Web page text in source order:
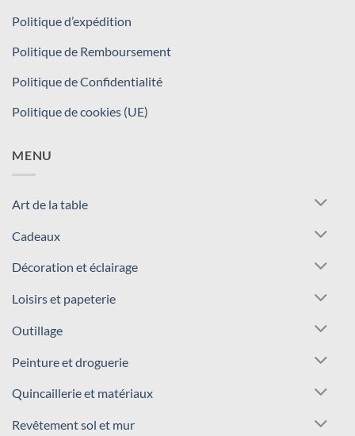
Politique d’expédition
Politique de Remboursement
Politique de Confidentialité
Politique de cookies (UE)
MENU
Art de la table
Cadeaux
Décoration et éclairage
Loisirs et papeterie
Outillage
Peinture et droguerie
Quincaillerie et matériaux
Revêtement sol et mur